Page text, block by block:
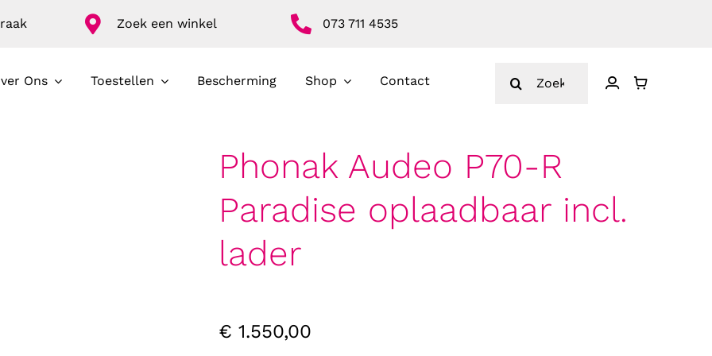
Zoek een winkel 073 711 4535
Ons Toestellen Bescherming Shop Contact
naar:
Phonak Audeo P70-R
Paradise oplaadbaar incl.
lader
€ 1.550,00